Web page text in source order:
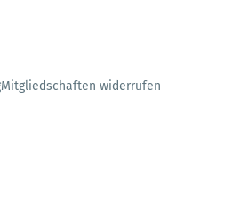
Mitgliedschaften widerrufen